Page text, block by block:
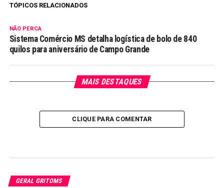
TÓPICOS RELACIONADOS
NÃO PERCA
Sistema Comércio MS detalha logística de bolo de 840
quilos para aniversário de Campo Grande
MAIS DESTAQUES
CLIQUE PARA COMENTAR
GERAL GRITOMS